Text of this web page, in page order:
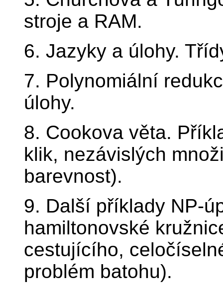
stroje a RAM.
6. Jazyky a úlohy.
7. Polynomiální
úlohy.
8. Cookova věta.
klik, nezávislých
barevnost).
9. Další příklady NP-
hamiltonovské
cestujícího,
problém batohu).